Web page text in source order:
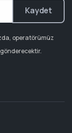
Kaydet
operatörümüz